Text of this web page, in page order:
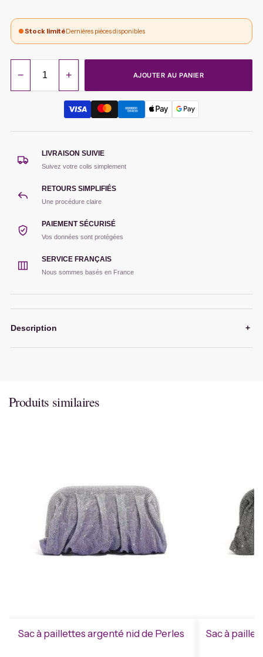
Stock limitéDernières pièces disponibles
− + AJOUTER AU PANIER
LIVRAISON SUIVIE
Suivez votre colis simplement
RETOURS SIMPLIFIÉS
Une procédure claire
PAIEMENT SÉCURISÉ
Vos données sont protégées
SERVICE FRANÇAIS
Nous sommes basés en France
Description +
Produits similaires
Sac à paillettes argenté nid de Perles Sac à